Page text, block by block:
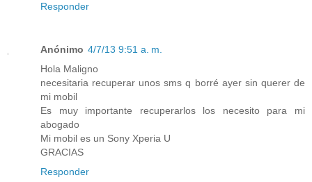
Responder
Anónimo 4/7/13 9:51 a. m.
Hola Maligno
necesitaria recuperar unos sms q borré ayer sin querer de
mi mobil
Es muy importante recuperarlos los necesito para mi
abogado
Mi mobil es un Sony Xperia U
GRACIAS
Responder